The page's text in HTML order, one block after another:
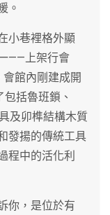
。
小巷裡格外顯
——上架行會
館內剛建成開
括魯班鎖、
及卯榫結構木質
發揚的傳統工具
程中的活化利
你，是位於有